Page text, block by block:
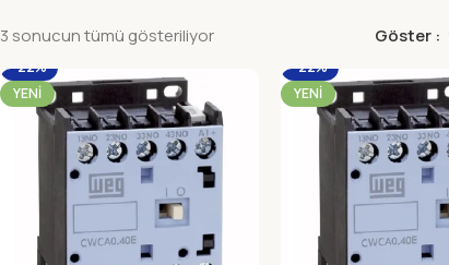
3 sonucun tümü gösteriliyor Göster
-22%
YENI
-22%
YENI